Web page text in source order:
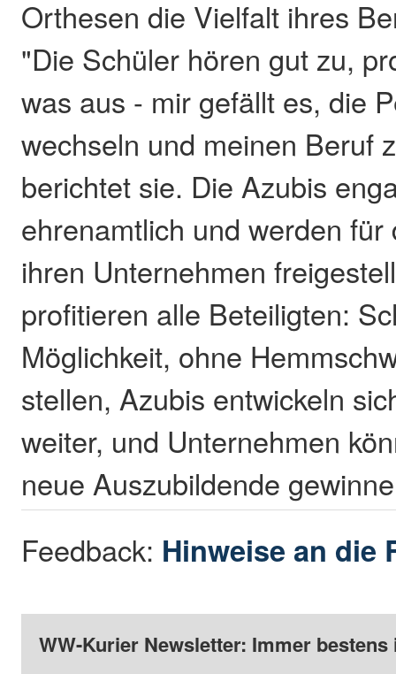
Orthesen die Vielfalt ihres
"Die Schüler hören gut zu,
was aus - mir gefällt es, die
wechseln und meinen Beruf
berichtet sie. Die Azubis
ehrenamtlich und werden für
ihren Unternehmen
profitieren alle Beteiligten:
Möglichkeit, ohne
stellen, Azubis entwickeln
weiter, und Unternehmen
neue Auszubildende
Feedback: Hinweise an die
WW-Kurier Newsletter: Immer